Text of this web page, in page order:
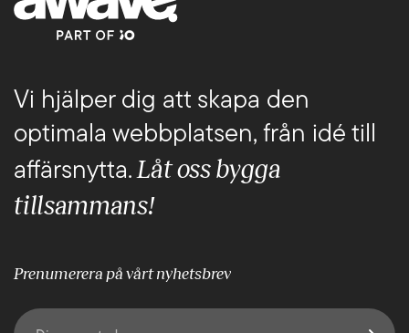
Vi hjälper dig att skapa den
optimala webbplatsen, från idé till
affärsnytta.Låt oss bygga
tillsammans!
Prenumerera på vårt nyhetsbrev
E-post(Obligatoriskt)